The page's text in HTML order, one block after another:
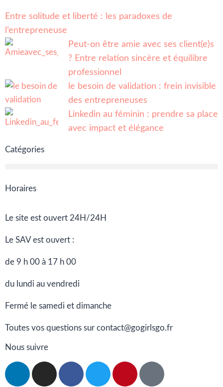
Entre solitude et liberté : les paradoxes de
l’entrepreneuse
Peut-on être amie avec ses client(e)s
? Entre relation sincère et équilibre
professionnel
le besoin de validation : frein invisible
des entrepreneuses
Linkedin au féminin : prendre sa place
avec impact et élégance
Catégories
Horaires
Le site est ouvert 24H/24H
Le SAV est ouvert :
de 9 h 00 à 17 h 00
du lundi au vendredi
Fermé le samedi et dimanche
Toutes vos questions sur contact@gogirlsgo.fr
Nous suivre